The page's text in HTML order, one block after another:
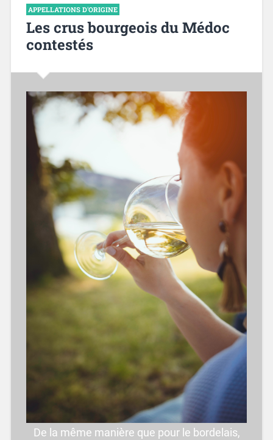
APPELLATIONS D'ORIGINE
Les crus bourgeois du Médoc
contestés
De la même manière que pour le bordelais,